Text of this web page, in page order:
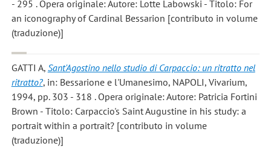
- 295 . Opera originale: Autore: Lotte Labowski - Titolo: For
an iconography of Cardinal Bessarion [contributo in volume
(traduzione)]
GATTI A, Sant'Agostino nello studio di Carpaccio: un ritratto nel
ritratto?, in: Bessarione e l'Umanesimo, NAPOLI, Vivarium,
1994, pp. 303 - 318 . Opera originale: Autore: Patricia Fortini
Brown - Titolo: Carpaccio's Saint Augustine in his study: a
portrait within a portrait? [contributo in volume
(traduzione)]